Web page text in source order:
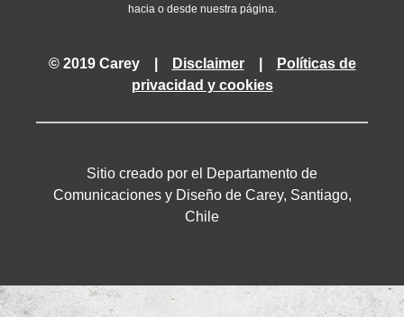
hacia o desde nuestra página.
© 2019 Carey | Disclaimer|
Políticas de
privacidad y cookies
Sitio creado por el Departamento de
Comunicaciones y Diseño de Carey, Santiago,
Chile